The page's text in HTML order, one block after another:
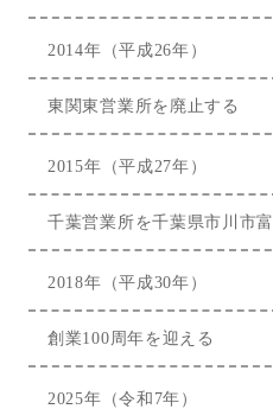
2014年（平成26年）
東関東営業所を廃止する
2015年（平成27年）
千葉営業所を千葉県市川市
2018年（平成30年）
創業100周年を迎える
2025年（令和7年）